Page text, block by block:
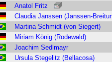
Anatol Fritz
Claudia Janssen (Janssen-
Martina Schmidt (von Siegert)
Miriam König (Rodewald)
Joachim Sedlmayr
Ursula Stegelitz (Bellacosa)